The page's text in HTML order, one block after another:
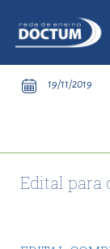
19/11/2019
Edital para